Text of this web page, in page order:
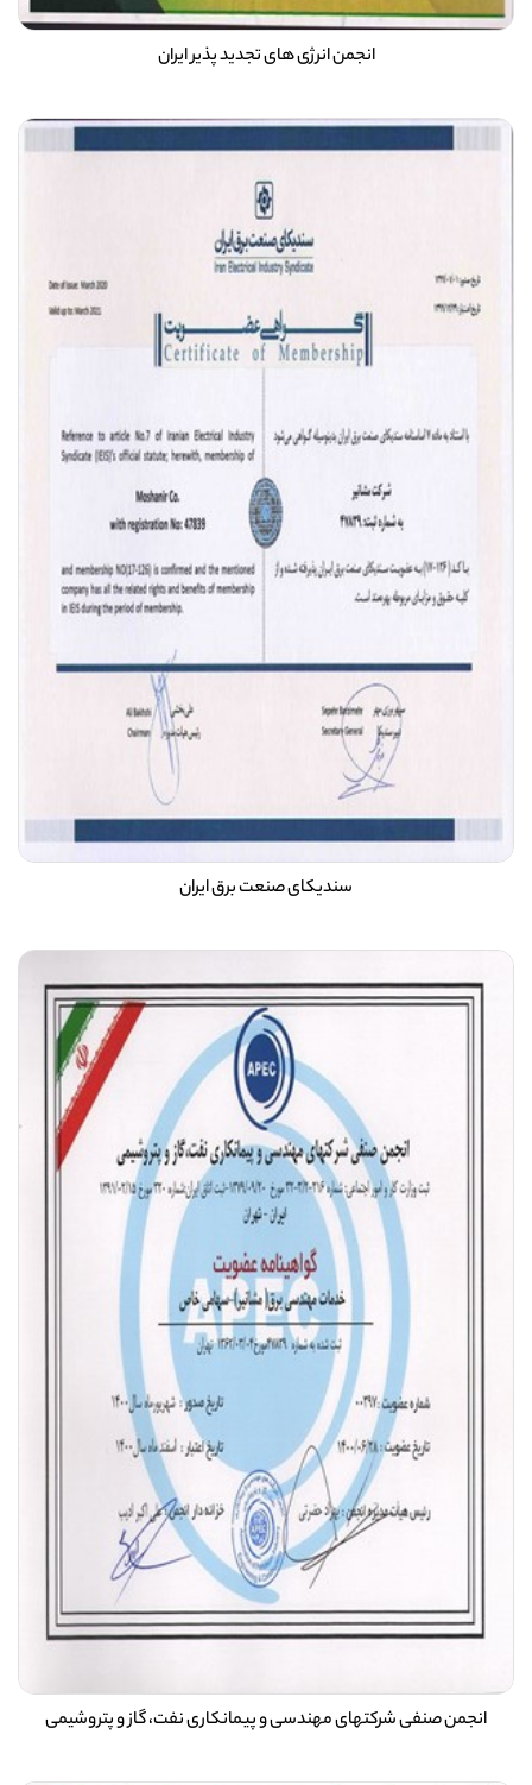
انجمن انرژی های تجدید پذیر ایران
سندیکای صنعت برق ایران
انجمن صنفی شرکتهای مهندسی و پیمانکاری نفت، گاز و پتروشیمی